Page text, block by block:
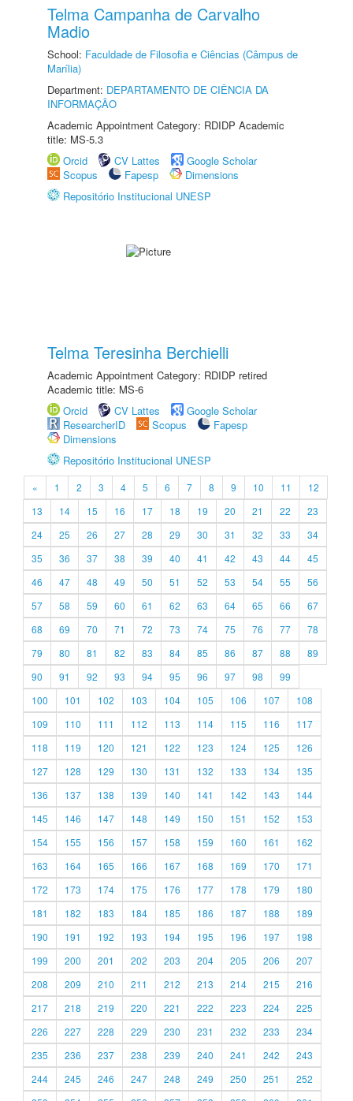
Telma Campanha de Carvalho
Madio
School: Faculdade de Filosofia e Ciências (Câmpus de
Marília)
Department: DEPARTAMENTO DE CIÊNCIA DA
INFORMAÇÃO
Academic Appointment Category: RDIDP Academic
title: MS-5.3
Orcid
CV Lattes
Google Scholar
Scopus
Fapesp
Dimensions
Repositório Institucional UNESP
Telma Teresinha Berchielli
Academic Appointment Category: RDIDP retired
Academic title: MS-6
Orcid
CV Lattes
Google Scholar
ResearcherID
Scopus
Fapesp
Dimensions
Repositório Institucional UNESP
« 1 2 3 4 5 6 7 8 9 10 11
12
13
14 15 16 17 18 19 20 21 22
23
24
25 26 27 28 29 30 31 32 33
34
35
36 37 38 39 40 41 42 43 44
45
46
47 48 49 50 51 52 53 54 55
56
57
58 59 60 61 62 63 64 65 66
67
68
69 70 71 72 73 74 75 76 77
78
79
80 81 82 83 84 85 86 87 88
89
90
91 92 93 94 95 96 97 98
99
100
101 102 103 104 105 106 107
108
109
110 111 112 113 114 115 116
117
118
119 120 121 122 123 124 125
126
127
128 129 130 131 132 133 134
135
136
137 138 139 140 141 142 143
144
145
146 147 148 149 150 151 152
153
154
155 156 157 158 159 160 161
162
163
164 165 166 167 168 169 170
171
172
173 174 175 176 177 178 179
180
181
182 183 184 185 186 187 188
189
190
191 192 193 194 195 196 197
198
199
200 201 202 203 204 205 206
207
208
209 210 211 212 213 214 215
216
217
218 219 220 221 222 223 224
225
226
227 228 229 230 231 232 233
234
235
236 237 238 239 240 241 242
243
244
245 246 247 248 249 250 251
252